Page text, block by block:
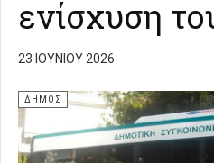
ενίσχυση
23 ΙΟΥΝΊΟΥ 2026
ΔΗΜΟΣ